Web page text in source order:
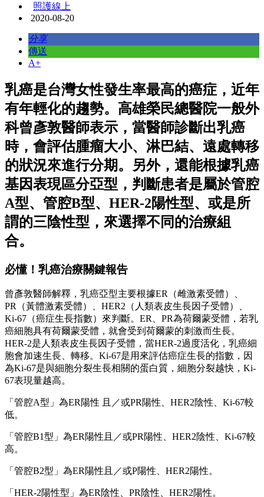
照護線上
2020-08-20
分享
傳送
A+
乳癌是台灣女性發生率最高的癌症，近年
有年輕化的趨勢。高雄榮民總醫院一般外
科曾彥敦醫師表示，當醫師診斷出乳癌
時，會評估腫瘤大小、淋巴結、遠處轉移
的狀況來進行分期。另外，還能根據乳癌
基因表現區分亞型，判斷患者是屬於管腔
A型、管腔B型、HER-2陽性型、或是所
謂的三陰性型，來選擇不同的治療組
合。
必懂！乳癌治療關鍵報告
曾彥敦醫師解釋，乳癌亞型主要根據ER（雌激素受體）、
PR（黃體激素受體）、HER2（人類表皮生長因子受體）、
Ki-67（癌症生長指數）來判斷。ER、PR為荷爾蒙受體，若乳
癌細胞具有荷爾蒙受體，就會受到荷爾蒙的刺激而生長。
HER-2是人類表皮生長因子受體，當HER-2過度活化，乳癌細
胞會加速生長、轉移。Ki-67是用來評估癌症生長的指數，因
為Ki-67是與細胞分裂生長相關的蛋白質，細胞分裂越快，Ki-
67表現量越高。
「管腔A型」為ER陽性 且／或PR陽性、HER2陰性、Ki-67較
低。
「管腔B1型」為ER陽性且／或PR陽性、HER2陰性、Ki-67較
高。
「管腔B2型」為ER陽性且／或P陽性、HER2陽性。
「HER-2陽性型」為ER陰性、PR陰性、HER2陽性。